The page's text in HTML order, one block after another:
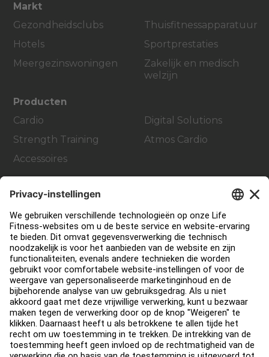
Markt
Gezondheidsclubs
Hotels
Meergezinswoningen
Thuisfitnessapparatuur
Sportprestaties
Zakelijk en medisch
welzijn
Producten
Cardio
Strength Training
Accessoires
Digital Solutions
Atmos Cardio
Service Hub
Onderwijs Hub
Over
Vind een distributeur
Zoek een Winkel
Legaal
Toegankelijkheid